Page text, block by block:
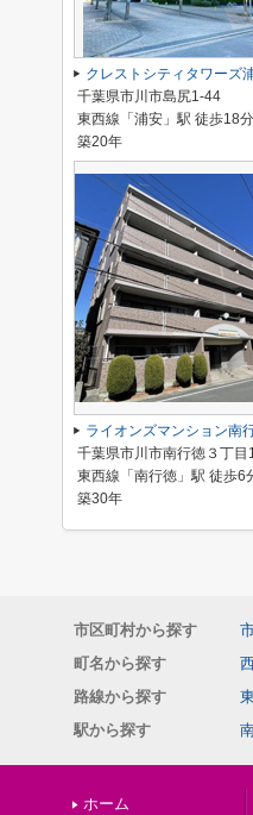
千葉県市川市島尻1-44
東西線「浦安」駅 徒歩18分
築20年
ライオンズマンション南
千葉県市川市南行徳３丁目
東西線「南行徳」駅 徒歩6
築30年
市区町村から探す
町名から探す
路線から探す
駅から探す
ホーム